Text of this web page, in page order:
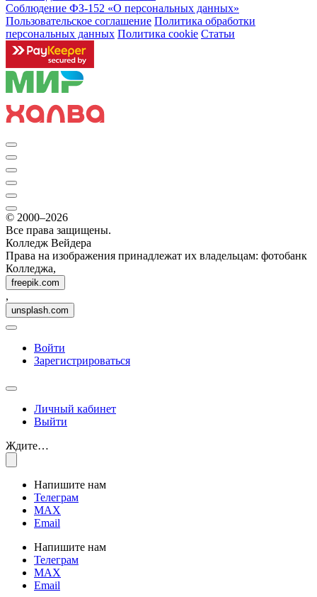
Соблюдение ФЗ-152 «О персональ­ных данных»
Пользовательское соглашение Политика обработки
персональных данных Политика cookie Статьи
© 2000–2026
Все права защищены.
Колледж Вейдера
Права на изображения принадлежат их владельцам: фотобанк
Колледжа,
freepik.com
,
unsplash.com
Войти
Зарегистрироваться
Личный кабинет
Выйти
Ждите…
Напишите нам
Телеграм
MAX
Email
Напишите нам
Телеграм
MAX
Email